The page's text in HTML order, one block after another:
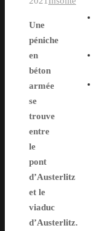
Une
péniche
en
béton
armée
se
trouve
entre
le
pont
d’Austerlitz
et le
viaduc
d’Austerlitz.